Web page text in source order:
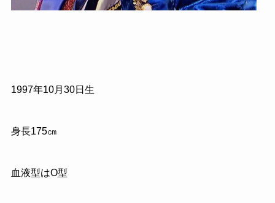
1997年10月 30日生
身長175㎝
血液型はO型